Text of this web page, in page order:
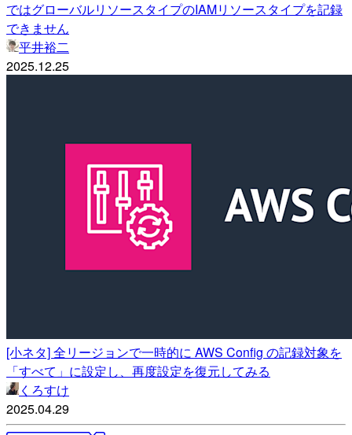
ではグローバルリソースタイプのIAMリソースタイプを記録
できません
平井裕二
2025.12.25
[小ネタ] 全リージョンで一時的に AWS Config の記録対象を
「すべて」に設定し、再度設定を復元してみる
くろすけ
2025.04.29